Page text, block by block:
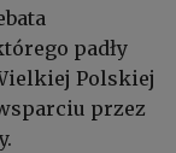
padły
Polskiej
przez